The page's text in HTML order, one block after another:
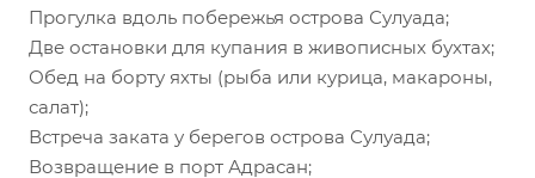
Прогулка вдоль побережья острова Сулуада;
Две остановки для купания в живописных бухтах;
Обед на борту яхты (рыба или курица, макароны,
салат);
Встреча заката у берегов острова Сулуада;
Возвращение в порт Адрасан;